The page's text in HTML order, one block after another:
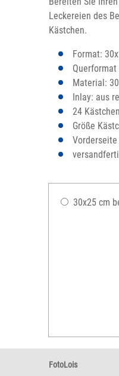
Leckereien des
Kästchen.
Format:
Querformat
Material:
Inlay: aus
24
Größe
30x25 cm
FotoLois